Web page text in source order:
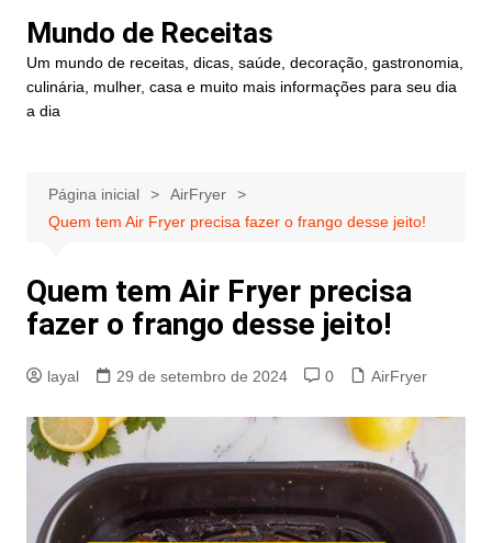
para
conteúdo
Mundo de Receitas
Um mundo de receitas, dicas, saúde, decoração, gastronomia,
culinária, mulher, casa e muito mais informações para seu dia
a dia
Página inicial
AirFryer
Quem tem Air Fryer precisa fazer o frango desse jeito!
Quem tem Air Fryer precisa
fazer o frango desse jeito!
layal 29 de setembro de 2024 0 AirFryer